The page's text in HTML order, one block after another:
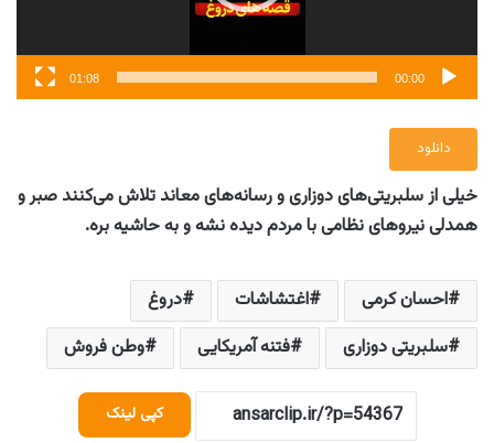
00:00
01:08
دانلود
خیلی از سلبریتی‌های دوزاری و رسانه‌های معاند تلاش می‌کنند صبر و
همدلی نیروهای نظامی با مردم دیده نشه و به حاشیه بره.
احسان کرمی اغتشاشات
دروغ
سلبریتی دوزاری
فتنه آمریکایی وطن فروش
کپی لینک